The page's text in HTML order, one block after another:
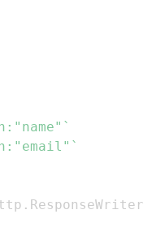
. ResponseWriter